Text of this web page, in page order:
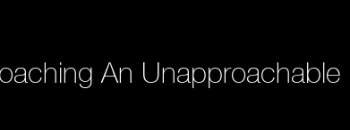
An Unapproachable